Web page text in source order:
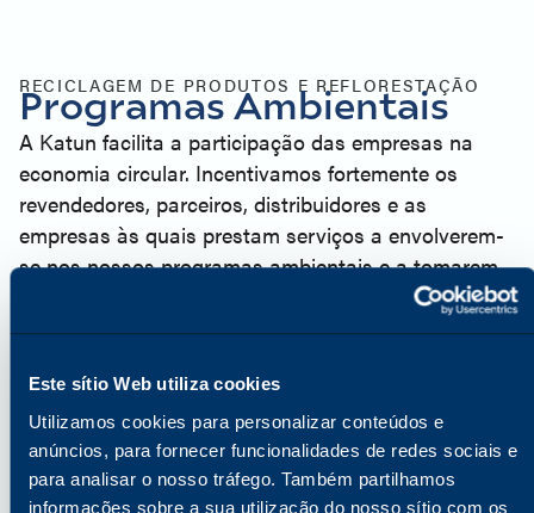
Este sítio Web utiliza cookies
Utilizamos cookies para personalizar conteúdos e
anúncios, para fornecer funcionalidades de redes sociais e
para analisar o nosso tráfego. Também partilhamos
informações sobre a sua utilização do nosso sítio com os
RECICLAGEM DE PRODUTOS E REFLORESTAÇÃO
Programas Ambientais
A Katun facilita a participação das empresas na
economia circular. Incentivamos fortemente os
revendedores, parceiros, distribuidores e as
empresas às quais prestam serviços a envolverem-
se nos nossos programas ambientais e a tomarem
Recicle o máximo possível de tambores e cartuchos
Ajude a minimizar o impacto no nosso planeta,
descartando os resíduos de forma responsável.
Participe da promoção de produtos
remanufaturados da Katun, que garantem alta